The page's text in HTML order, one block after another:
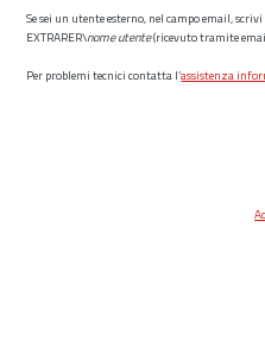
Se sei un utente esterno, nel campo email, scrivi
EXTRARER\nome utente(ricevuto tramite
Per problemi tecnici contatta l’assistenza